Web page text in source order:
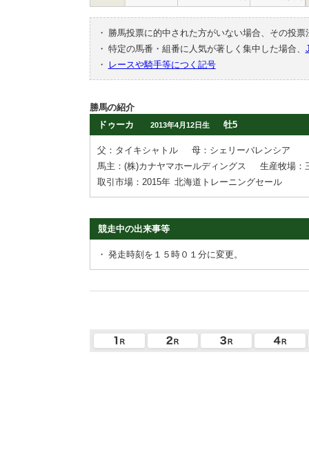
・
勝馬投票に的中された方がいない場合、その投
・ 特定の馬番・組番に人気が著しく集中した場合、
・
レースや騎手等につく記号
勝馬の紹介
ドゥーカ
2013年4月12日生 牡5
父：タイキシャトル
母：シェリーバレンシア
馬主：(株)カナヤマホールディングス
生産牧場：
取引市場：2015年 北海道トレーニングセール
競走中の出来事等
・ 発走時刻を１５時０１分に変更。